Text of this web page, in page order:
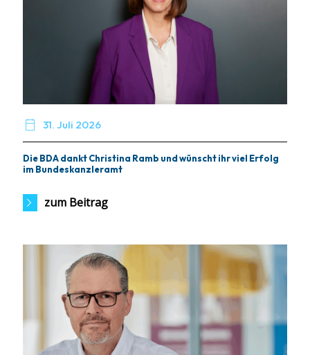
 31. Juli 2026
Die BDA dankt Christina Ramb und wünscht ihr viel Erfolg
im Bundeskanzleramt
zum Beitrag